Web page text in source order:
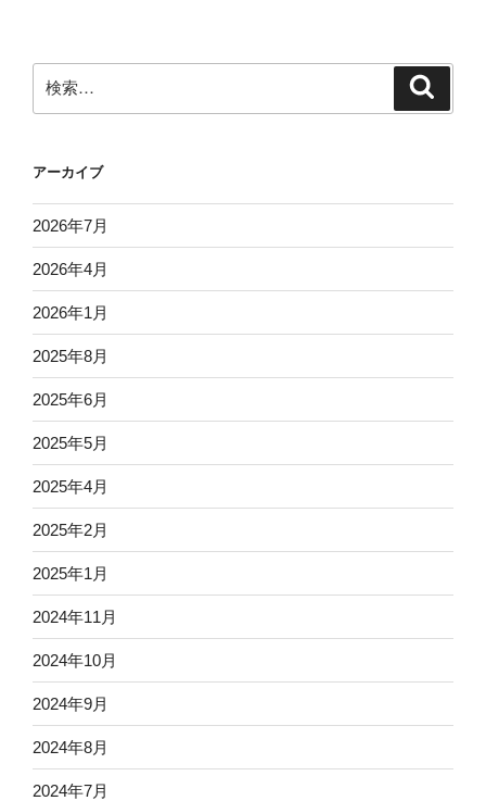
索:
アーカイブ
2026年7月
2026年4月
2026年1月
2025年8月
2025年6月
2025年5月
2025年4月
2025年2月
2025年1月
2024年11月
2024年10月
2024年9月
2024年8月
2024年7月